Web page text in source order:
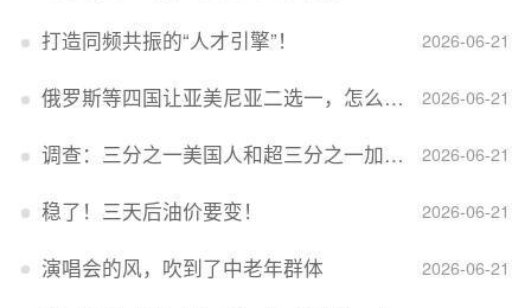
2026-06-21
打造同频共振的“人才引擎”！
2026-06-21
俄罗斯等四国让亚美尼亚二选一，怎么回事？
2026-06-21
调查：三分之一美国人和超三分之一加拿大人感到经济压力
2026-06-21
稳了！三天后油价要变！
2026-06-21
演唱会的风，吹到了中老年群体